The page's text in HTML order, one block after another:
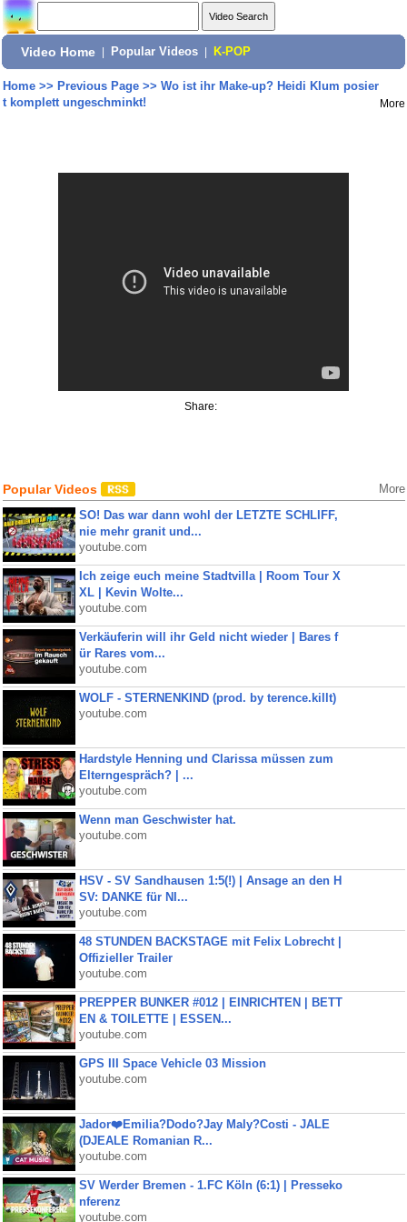
Video Home Popular Videos K-POP
Home>> Previous Page>> Wo ist ihr Make-up? Heidi Klum posier
t komplett ungeschminkt!
More
Share:
Popular Videos More
SO! Das war dann wohl der LETZTE SCHLIFF,
nie mehr granit und...
youtube.com
Ich zeige euch meine Stadtvilla | Room Tour X
XL | Kevin Wolte...
youtube.com
Verkäuferin will ihr Geld nicht wieder | Bares f
ür Rares vom...
youtube.com
WOLF - STERNENKIND (prod. by terence.killt)
youtube.com
Hardstyle Henning und Clarissa müssen zum
Elterngespräch? | ...
youtube.com
Wenn man Geschwister hat.
youtube.com
HSV - SV Sandhausen 1:5(!) | Ansage an den H
SV: DANKE für NI...
youtube.com
48 STUNDEN BACKSTAGE mit Felix Lobrecht |
Offizieller Trailer
youtube.com
PREPPER BUNKER #012 | EINRICHTEN | BETT
EN & TOILETTE | ESSEN...
youtube.com
GPS III Space Vehicle 03 Mission
youtube.com
Jador❤️Emilia?Dodo?Jay Maly?Costi - JALE
(DJEALE Romanian R...
youtube.com
SV Werder Bremen - 1.FC Köln (6:1) | Presseko
nferenz
youtube.com